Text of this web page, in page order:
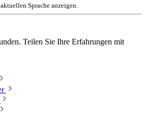
Sprache anzeigen.
Teilen Sie Ihre Erfahrungen mit